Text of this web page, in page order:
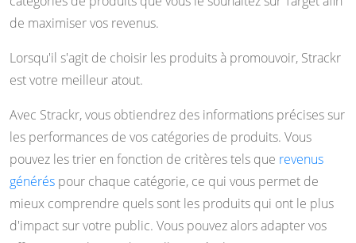
de maximiser vos revenus.
Lorsqu'il s'agit de choisir les produits à promouvoir, Strackr
est votre meilleur atout.
Avec Strackr, vous obtiendrez des informations précises sur
les performances de vos catégories de produits. Vous
pouvez les trier en fonction de critères tels que revenus
générés pour chaque catégorie, ce qui vous permet de
mieux comprendre quels sont les produits qui ont le plus
d'impact sur votre public. Vous pouvez alors adapter vos